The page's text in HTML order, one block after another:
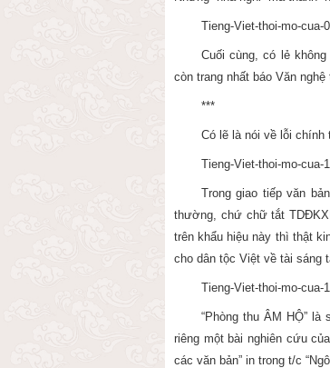
Tieng-Viet-thoi-mo-cua-
Cuối cùng, có lẻ
còn trang nhất báo Văn
***
Có lẽ là nói về lỗi chính
Tieng-Viet-thoi-mo-cua-
Trong giao tiếp văn
thường, chứ chữ tắt
trên khẩu hiệu này thì thật
cho dân tộc Việt về tài sáng
Tieng-Viet-thoi-mo-cua-
“Phòng thu ÂM HỘ”
riêng một bài nghiên cứu
các văn bản” in trong t/c